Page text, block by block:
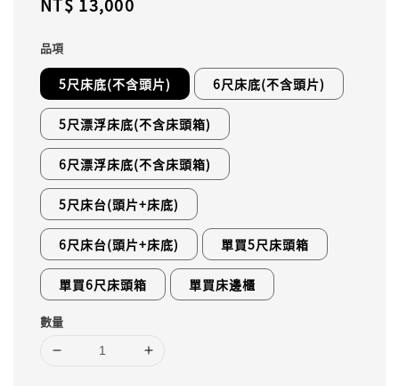
品項
5尺床底(不含頭片) 6尺床底(不含頭片)
5尺漂浮床底(不含床頭箱)
6尺漂浮床底(不含床頭箱)
5尺床台(頭片+床底)
6尺床台(頭片+床底) 單買5尺床頭箱
單買6尺床頭箱 單買床邊櫃
數量